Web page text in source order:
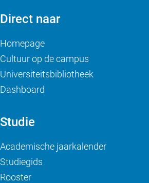
Direct naar
Homepage
Cultuur op de campus
Universiteitsbibliotheek
Dashboard
Studie
Academische jaarkalender
Studiegids
Rooster